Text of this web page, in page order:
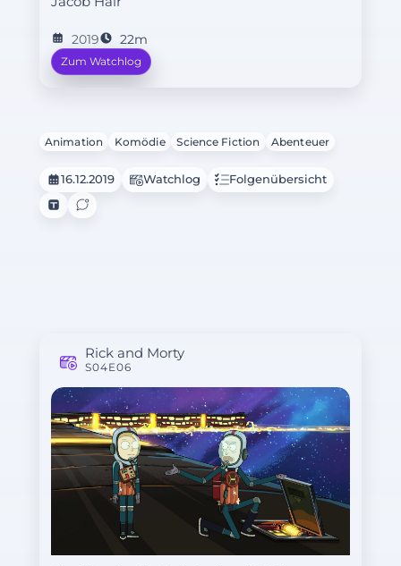
Schlange und findet heraus, dass dort
2019 22m
Zum Watchlog
Animation Komödie Science Fiction Abenteuer
16.12.2019 Watchlog Folgenübersicht
Rick and Morty
S04E06